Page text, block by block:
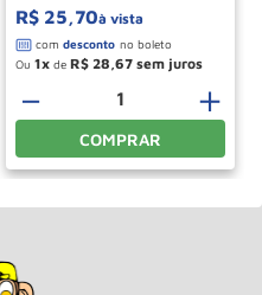
R$ 25,70à vista
Ou 1 de R$ 28 67
＋
－
COMPRAR